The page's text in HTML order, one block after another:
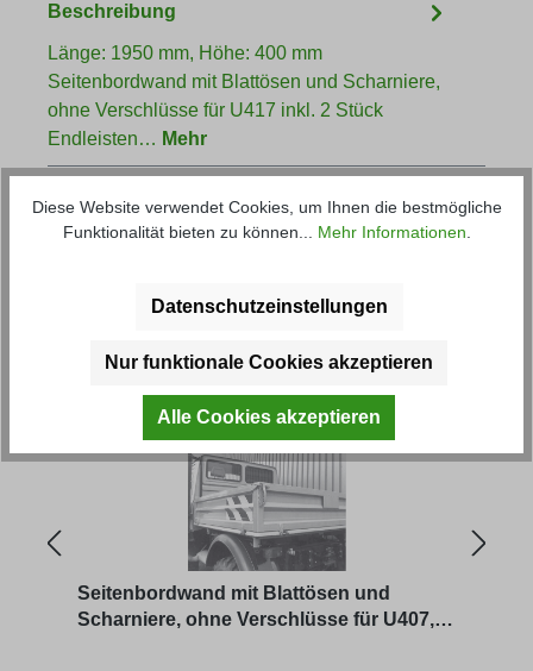
Beschreibung
Länge: 1950 mm, Höhe: 400 mm
Seitenbordwand mit Blattösen und Scharniere,
ohne Verschlüsse für U417 inkl. 2 Stück
Endleisten… Mehr
Kunden haben sich ebenfalls
Seitenbordwand mit Blattösen und
Scharniere, ohne Verschlüsse für U407,
Diese Website verwendet Cookies, um Ihnen die bestmögliche
Funktionalität bieten zu können... Mehr Informationen
Datenschutzeinstellungen
Nur funktionale Cookies akzeptieren
Alle Cookies akzeptieren